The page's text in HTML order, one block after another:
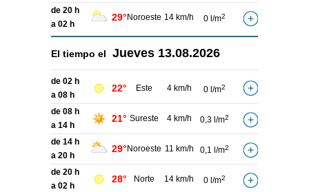
de 20 h
a 02 h
29° Noroeste 14 km/h 0 l/m2
El tiempo el Jueves 13.08.2026
de 02 h
a 08 h
22° Este 4 km/h 0 l/m2
de 08 h
a 14 h
21° Sureste 4 km/h 0,3 l/m2
de 14 h
a 20 h
29° Noroeste 11 km/h 0,1 l/m2
de 20 h
a 02 h
28° Norte 14 km/h 0 l/m2